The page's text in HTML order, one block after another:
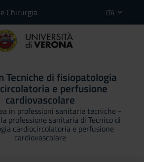
Chirurgia ITA
Tecniche di fisiopatologia
e perfusione
cardiovascolare
in professioni sanitarie tecniche -
professione sanitaria di Tecnico di
cardiocircolatoria e perfusione
cardiovascolare